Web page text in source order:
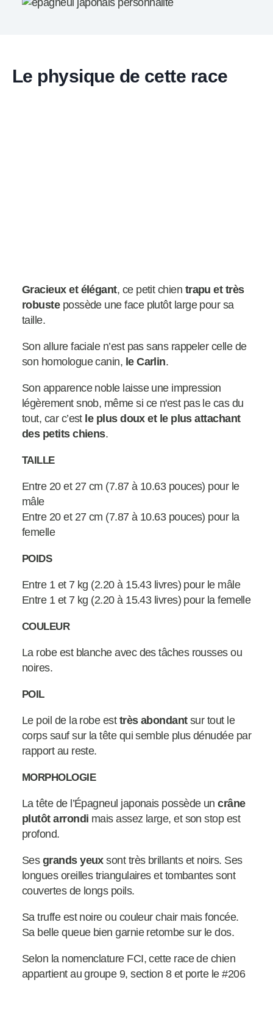
Le physique de cette race
Gracieux et élégant, ce petit chien trapu et très
robustepossède une face plutôt large pour sa
taille.
Son allure faciale n’est pas sans rappeler celle de
son homologue canin, le Carlin.
Son apparence noble laisse une impression
légèrement snob, même si ce n'est pas le cas du
tout, car c’estle plus doux et le plus attachant
des petits chiens.
TAILLE
Entre 20 et 27 cm (7.87 à 10.63 pouces) pour le
mâle
Entre 20 et 27 cm (7.87 à 10.63 pouces) pour la
femelle
POIDS
Entre 1 et 7 kg (2.20 à 15.43 livres) pour le mâle
Entre 1 et 7 kg (2.20 à 15.43 livres) pour la femelle
COULEUR
La robe est blanche avec des tâches rousses ou
noires.
POIL
Le poil de la robe est très abondantsur tout le
corps sauf sur la tête qui semble plus dénudée par
rapport au reste.
MORPHOLOGIE
La tête de l’Épagneul japonais possède uncrâne
plutôt arrondi mais assez large, et son stop est
profond.
Sesgrands yeuxsont très brillants et noirs. Ses
longues oreilles triangulaires et tombantes sont
couvertes de longs poils.
Sa truffe est noire ou couleur chair mais foncée.
Sa belle queue bien garnie retombe sur le dos.
Selon la nomenclature FCI, cette race de chien
appartient au groupe 9, section 8 et porte le #206